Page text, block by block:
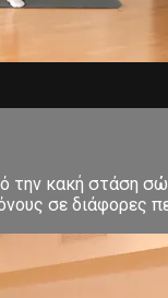
την κακή στάση
σε διάφορες